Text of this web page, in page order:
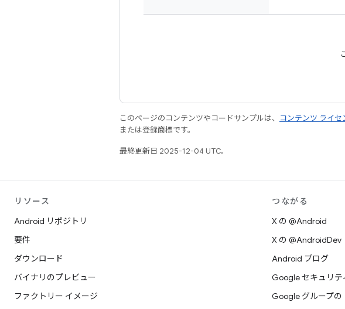
このページのコンテンツやコードサンプルは、 コンテンツ ライセ
または登録商標です。
最終更新日 2025-12-04 UTC。
リソース
Android リポジトリ
要件
ダウンロード
バイナリのプレビュー
ファクトリー イメージ
つながる
X の @Android
X の @AndroidDev
Android ブログ
Google セキュリテ
Google グループの